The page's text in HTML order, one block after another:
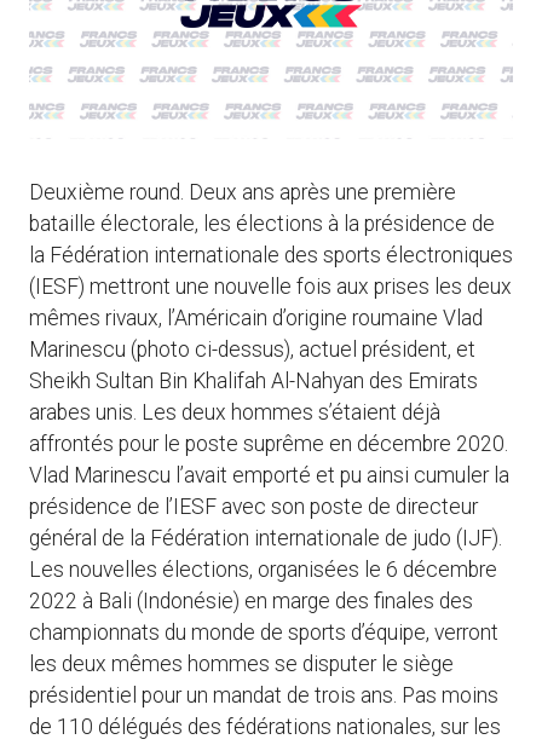
Deuxième round. Deux ans après une première
bataille électorale, les élections à la présidence de
la Fédération internationale des sports électroniques
(IESF) mettront une nouvelle fois aux prises les deux
mêmes rivaux, l’Américain d’origine roumaine Vlad
Marinescu (photo ci-dessus), actuel président, et
Sheikh Sultan Bin Khalifah Al-Nahyan des Emirats
arabes unis. Les deux hommes s’étaient déjà
affrontés pour le poste suprême en décembre 2020.
Vlad Marinescu l’avait emporté et pu ainsi cumuler la
présidence de l’IESF avec son poste de directeur
général de la Fédération internationale de judo (IJF).
Les nouvelles élections, organisées le 6 décembre
2022 à Bali (Indonésie) en marge des finales des
championnats du monde de sports d’équipe, verront
les deux mêmes hommes se disputer le siège
présidentiel pour un mandat de trois ans. Pas moins
de 110 délégués des fédérations nationales, sur les